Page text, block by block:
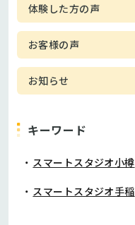
体験した方の声
お客様の声
お知らせ
キーワード
スマートスタジオ小樽
スマートスタジオ手稲